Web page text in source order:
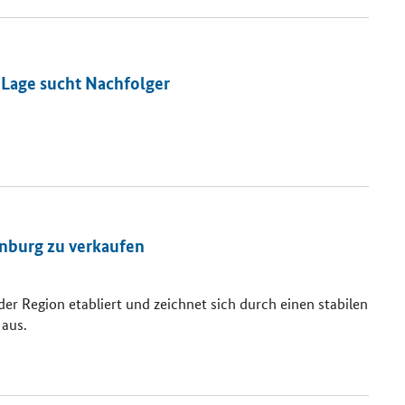
sucht Nachfolger
zu verkaufen
Region etabliert und zeichnet sich durch einen stabilen